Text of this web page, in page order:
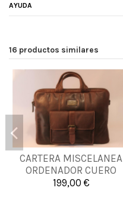
AYUDA
16 productos similares
CARTERA MISCELANEA
ORDENADOR CUERO
199,00 €
UNICA
Añadir al carrito